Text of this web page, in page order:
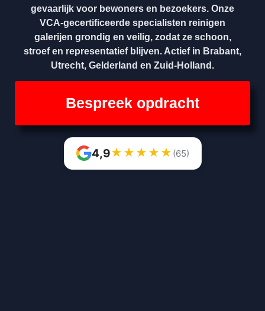
gevaarlijk voor bewoners en bezoekers. Onze
VCA-gecertificeerde specialisten reinigen
galerijen grondig en veilig, zodat ze schoon,
stroef en representatief blijven. Actief in Brabant,
Utrecht, Gelderland en Zuid-Holland.
Bespreek opdracht
4,9★ ★ ★ ★ ★ (65)